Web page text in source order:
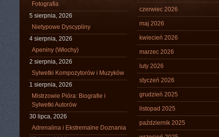
Fotografia
5 sierpnia, 2026
Nietypowe Dyscypliny
4 sierpnia, 2026
Apeniny (Włochy)
2 sierpnia, 2026
Sylwetki Kompozytorów i Muzyków
1 sierpnia, 2026
Mistrzowie Pióra: Biografie i
Sylwetki Autorów
30 lipca, 2026
Adrenalina i Ekstremalne Doznania
czerwiec 2026
maj 2026
kwiecień 2026
marzec 2026
luty 2026
styczeń 2026
grudzień 2025
listopad 2025
październik 2025